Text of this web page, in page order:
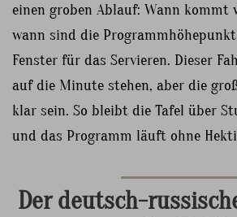
einen groben Ablauf: Wann kommt
wann sind die
Fenster für das Servieren. Dieser
auf die Minute stehen, aber die
klar sein. So bleibt die Tafel über
und das Programm läuft ohne
Der deutsch-